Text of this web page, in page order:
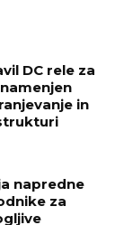
DC rele za
in
napredne
za